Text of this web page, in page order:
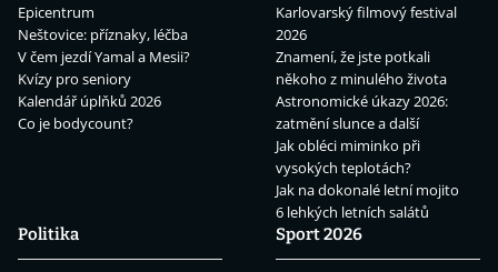
Epicentrum
Neštovice: příznaky, léčba
V čem jezdí Yamal a Mesii?
Kvízy pro seniory
Kalendář úplňků 2026
Co je bodycount?
Karlovarský filmový festival
2026
Znamení, že jste potkali
někoho z minulého života
Astronomické úkazy 2026:
zatmění slunce a další
Jak obléci miminko při
vysokých teplotách?
Jak na dokonalé letní mojito
6 lehkých letních salátů
Politika
Sport 2026